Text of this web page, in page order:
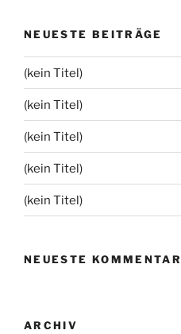
NEUESTE BEITRÄGE
(kein Titel)
(kein Titel)
(kein Titel)
(kein Titel)
(kein Titel)
NEUESTE
ARCHIV